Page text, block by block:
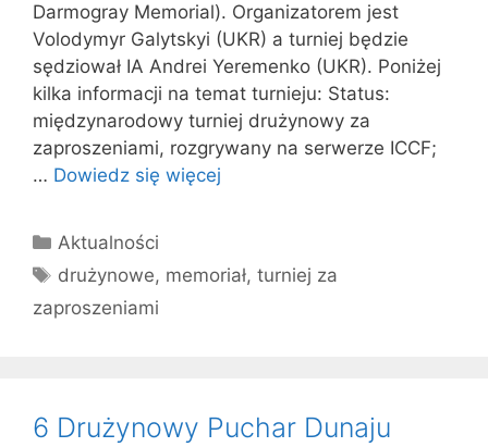
Darmogray Memorial). Organizatorem jest
Volodymyr Galytskyi (UKR) a turniej będzie
sędziował IA Andrei Yeremenko (UKR). Poniżej
kilka informacji na temat turnieju: Status:
międzynarodowy turniej drużynowy za
zaproszeniami, rozgrywany na serwerze ICCF;
… Dowiedz się więcej
Kategorie
Aktualności
Tagi
drużynowe, memoriał,turniej za
zaproszeniami
6 Drużynowy Puchar Dunaju